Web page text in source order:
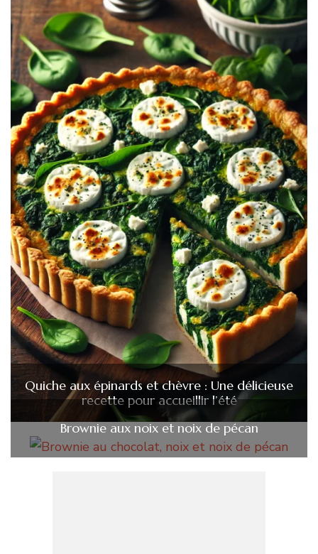
Quiche aux épinards et chèvre : Une délicieuse
recette pour accueillir l’été
Brownie aux noix et noix de pécan